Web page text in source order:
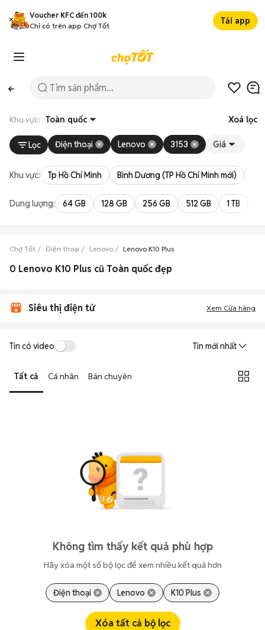
Voucher KFC đến 100k
Chỉ có trên app Chợ Tốt
Tải app
Khu vực: Toàn quốc Xoá lọc
Lọc Điện thoại Lenovo 3153 Giá
Khu vực: Tp Hồ Chí Minh Bình Dương (TP Hồ Chí Minh mới)
Dung lượng: 64 GB 128 GB 256 GB 512 GB 1 TB
Chợ Tốt Điện thoại Lenovo Lenovo K10 Plus
0 Lenovo K10 Plus cũ Toàn quốc đẹp
Siêu thị điện tử Xem Cửa hàng
Tin có video Tin mới nhất
Tất cả Cá nhân Bán chuyên
Không tìm thấy kết quả phù hợp
Hãy xóa một số bộ lọc để xem nhiều kết quả hơn
Điện thoại Lenovo K10 Plus
Xóa tất cả bộ lọc